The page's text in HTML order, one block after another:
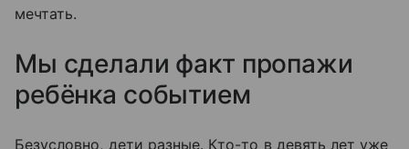
мечтать.
Мы сделали факт пропажи
ребёнка событием
Безусловно, дети разные. Кто-то в девять лет уже